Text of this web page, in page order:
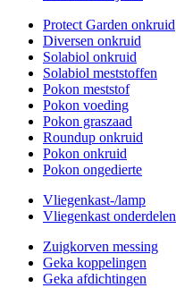
Protect Garden onkruid
Diversen onkruid
Solabiol onkruid
Solabiol meststoffen
Pokon meststof
Pokon voeding
Pokon graszaad
Roundup onkruid
Pokon onkruid
Pokon ongedierte
Vliegenkast-/lamp
Vliegenkast onderdelen
Zuigkorven messing
Geka koppelingen
Geka afdichtingen